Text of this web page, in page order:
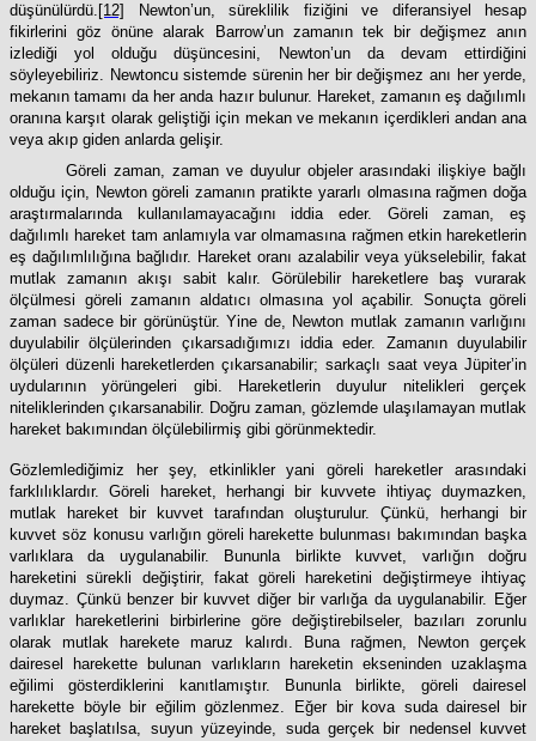
düşünülürdü. [12]
Newton’un, süreklilik fiziğini ve diferansiyel hesap
fikirlerini göz önüne alarak Barrow’un zamanın tek bir değişmez anın
izlediği yol olduğu düşüncesini, Newton’un da devam ettirdiğini
söyleyebiliriz. Newtoncu sistemde sürenin her bir değişmez anı her yerde,
mekanın tamamı da her anda hazır bulunur. Hareket, zamanın eş dağılımlı
oranına karşıt olarak geliştiği için mekan ve mekanın içerdikleri andan ana
veya akıp giden anlarda gelişir.
Göreli zaman, zaman ve duyulur objeler arasındaki ilişkiye bağlı
olduğu için, Newton göreli zamanın pratikte yararlı olmasına rağmen doğa
araştırmalarında kullanılamayacağını iddia eder. Göreli zaman, eş
dağılımlı hareket tam anlamıyla var olmamasına rağmen etkin hareketlerin
eş dağılımlılığına bağlıdır. Hareket oranı azalabilir veya yükselebilir, fakat
mutlak zamanın akışı sabit kalır. Görülebilir hareketlere baş vurarak
ölçülmesi göreli zamanın aldatıcı olmasına yol açabilir. Sonuçta göreli
zaman sadece bir görünüştür. Yine de, Newton mutlak zamanın varlığını
duyulabilir ölçülerinden çıkarsadığımızı iddia eder. Zamanın duyulabilir
ölçüleri düzenli hareketlerden çıkarsanabilir; sarkaçlı saat veya Jüpiter’in
uydularının yörüngeleri gibi. Hareketlerin duyulur nitelikleri gerçek
niteliklerinden çıkarsanabilir. Doğru zaman, gözlemde ulaşılamayan mutlak
hareket bakımından ölçülebilirmiş gibi görünmektedir.
Gözlemlediğimiz her şey, etkinlikler yani göreli hareketler arasındaki
farklılıklardır. Göreli hareket, herhangi bir kuvvete ihtiyaç duymazken,
mutlak hareket bir kuvvet tarafından oluşturulur. Çünkü, herhangi bir
kuvvet söz konusu varlığın göreli harekette bulunması bakımından başka
varlıklara da uygulanabilir. Bununla birlikte kuvvet, varlığın doğru
hareketini sürekli değiştirir, fakat göreli hareketini değiştirmeye ihtiyaç
duymaz. Çünkü benzer bir kuvvet diğer bir varlığa da uygulanabilir. Eğer
varlıklar hareketlerini birbirlerine göre değiştirebilseler, bazıları zorunlu
olarak mutlak harekete maruz kalırdı. Buna rağmen, Newton gerçek
dairesel harekette bulunan varlıkların hareketin ekseninden uzaklaşma
eğilimi gösterdiklerini kanıtlamıştır. Bununla birlikte, göreli dairesel
harekette böyle bir eğilim gözlenmez. Eğer bir kova suda dairesel bir
hareket başlatılsa, suyun yüzeyinde, suda gerçek bir nedensel kuvvet